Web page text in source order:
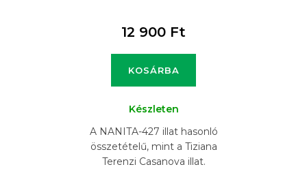
12 900 Ft
KOSÁRBA
Készleten
A NANITA-427 illat hasonló
összetételű, mint a Tiziana
Terenzi Casanova illat.